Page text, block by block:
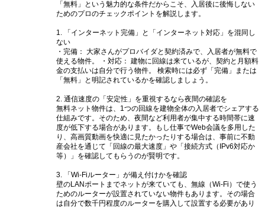
「無料」という魅力的な条件だからこそ、入居後に後悔しない
ためのプロのチェックポイントを解説します。
1. 「インターネット完備」と「インターネット対応」を混同し
ない
・完備： 大家さんがプロバイダと契約済みで、入居者が無料で
使える物件。 ・対応： 建物に回線は来ているが、契約と月額料
金の支払いは自分で行う物件。 検索時には必ず「完備」または
「無料」と明記されているかを確認しましょう。
2. 通信速度の「安定性」を重視するなら夜間の確認を
無料ネット物件は、1つの回線を建物全体の入居者でシェアする
仕組みです。そのため、夜間など利用者が集中する時間帯に速
度が低下する場合があります。もし仕事でWeb会議を多用した
り、高画質動画を快適に見たかったりする場合は、事前に不動
産会社を通じて「回線の最大速度」や「接続方式（IPv6対応か
等）」を確認してもらうのが賢明です。
3. 「Wi-Fiルーター」が備え付けかを確認
壁のLANポートまでネットが来ていても、無線（Wi-Fi）で使う
ためのルーターが設置されていない物件もあります。その場合
は自分で数千円程度のルーターを購入して設置する必要があり